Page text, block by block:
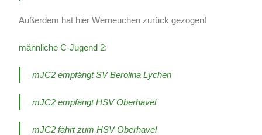
Außerdem hat hier Werneuchen zurück gezogen!
männliche C-Jugend 2:
mJC2 empfängt SV Berolina Lychen
mJC2 empfängt HSV Oberhavel
mJC2 fährt zum HSV Oberhavel